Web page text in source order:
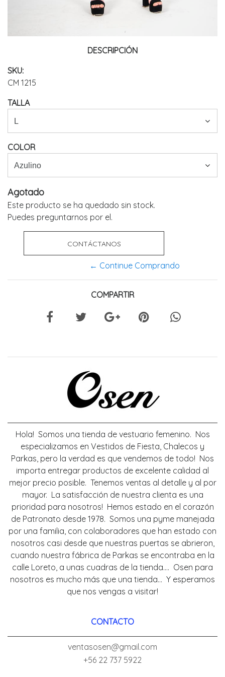
DESCRIPCIÓN
SKU:
CM 1215
TALLA
COLOR
Agotado
Este producto se ha quedado sin stock.
Puedes preguntarnos por el.
CONTÁCTANOS
← Continue Comprando
COMPARTIR
Hola! Somos una tienda de vestuario femenino. Nos
especializamos en Vestidos de Fiesta, Chalecos y
Parkas, pero la verdad es que vendemos de todo! Nos
importa entregar productos de excelente calidad al
mejor precio posible. Tenemos ventas al detalle y al por
mayor. La satisfacción de nuestra clienta es una
prioridad para nosotros! Hemos estado en el corazón
de Patronato desde 1978. Somos una pyme manejada
por una familia, con colaboradores que han estado con
nosotros casi desde que nuestras puertas se abrieron,
cuando nuestra fábrica de Parkas se encontraba en la
calle Loreto, a unas cuadras de la tienda.... Osen para
nosotros es mucho más que una tienda... Y esperamos
que nos vengas a visitar!
CONTACTO
ventasosen@gmail.com
+56 22 737 5922